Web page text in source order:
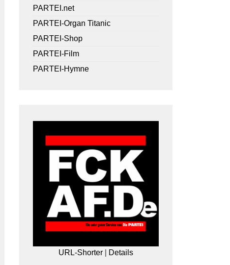
PARTEI.net
PARTEI-Organ Titanic
PARTEI-Shop
PARTEI-Film
PARTEI-Hymne
URL-Shorter Details